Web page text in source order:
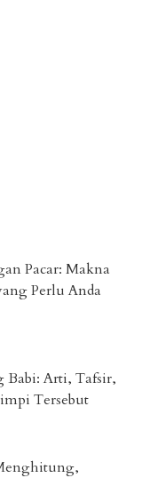
Pacar: Makna
Perlu Anda
Arti, Tafsir,
Tersebut